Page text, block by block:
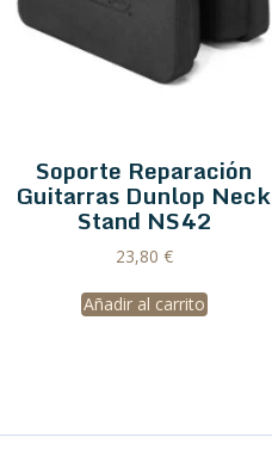
Soporte Reparación
Guitarras Dunlop Neck
Stand NS42
23,80 €
Añadir al carrito